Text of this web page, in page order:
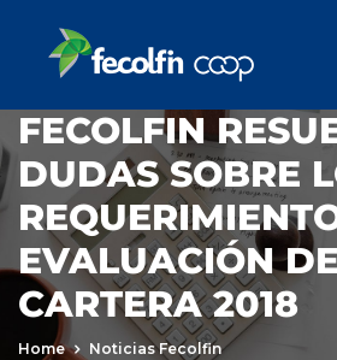
FECOLFIN
DUDAS SOBRE
EVALUACIÓN DE
CARTERA 2018
Home
Noticias Fecolfin